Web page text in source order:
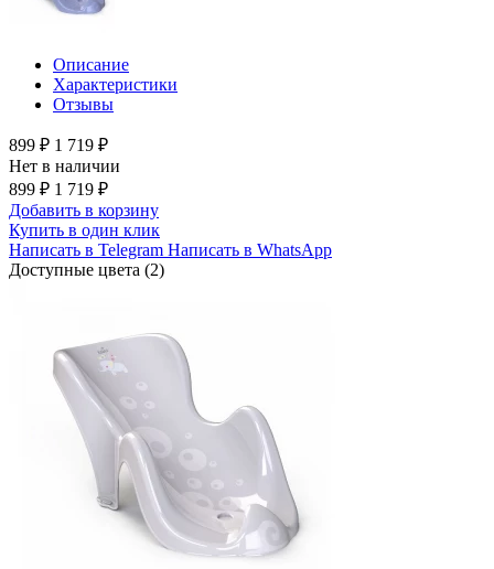
Описание
Характеристики
Отзывы
899 ₽ 1 719 ₽
Нет в наличии
899 ₽ 1 719 ₽
Добавить в корзину
Купить в один клик
Написать в Telegram Написать в WhatsApp
Доступные цвета (2)